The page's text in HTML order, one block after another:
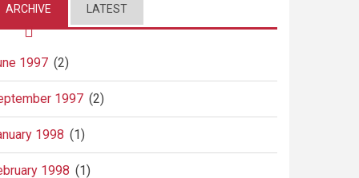
ARCHIVE LATEST
1997 (2)
1997 (2)
1998 (1)
1998 (1)